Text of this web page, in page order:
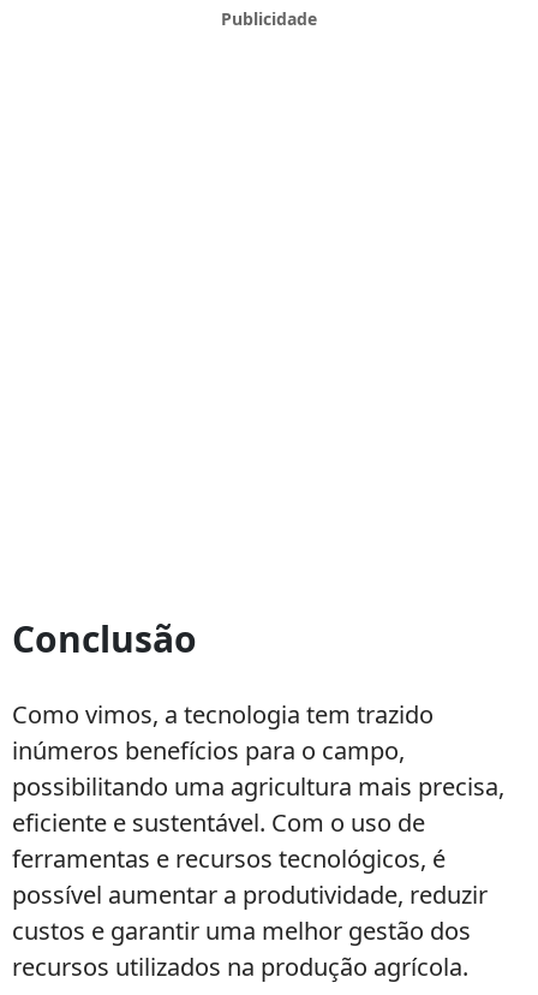
Conclusão
Como vimos, a tecnologia tem trazido
inúmeros benefícios para o campo,
possibilitando uma agricultura mais precisa,
eficiente e sustentável. Com o uso de
ferramentas e recursos tecnológicos, é
possível aumentar a produtividade, reduzir
custos e garantir uma melhor gestão dos
recursos utilizados na produção agrícola.